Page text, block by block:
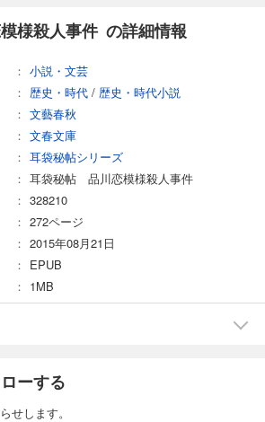
様殺人事件 の詳細情報
小説・文芸
歴史・時代 / 歴史・時代小説
文藝春秋
文春文庫
耳袋秘帖シリーズ
耳袋秘帖 品川恋模様殺人事件
328210
272ページ
2015年08月21日
EPUB
1MB
ーする
せします。